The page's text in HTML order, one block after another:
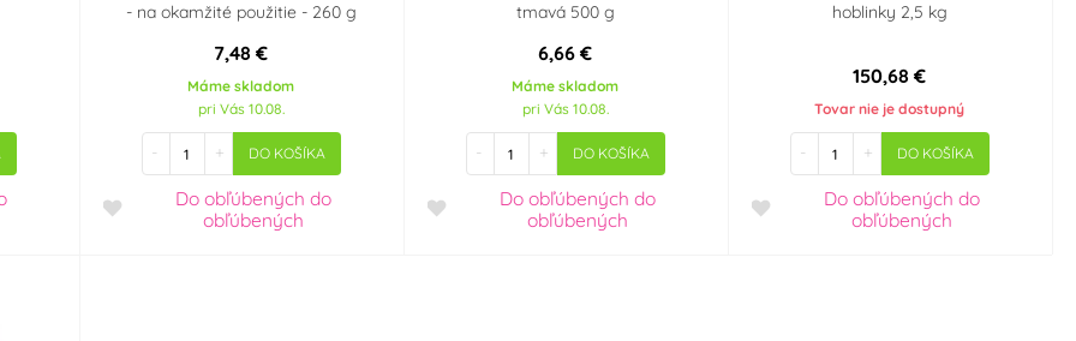
- na okamžité použitie - 260 g
7,48 €
Máme skladom
pri Vás 10.08.
- + DO KOŠÍKA
Do obľúbenýchdo
obľúbených
tmavá 500 g
6,66 €
Máme skladom
pri Vás 10.08.
- + DO KOŠÍKA
Do obľúbenýchdo
obľúbených
hoblinky 2,5 kg
150,68 €
Tovar nie je dostupný
- + DO KOŠÍKA
Do obľúbenýchdo
obľúbených